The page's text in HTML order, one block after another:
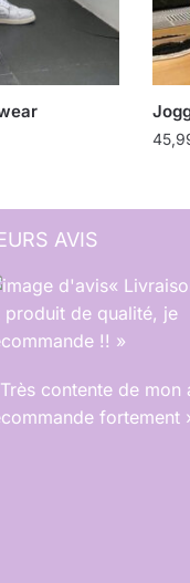
AVIS
«
produit de qualité, je
!! »
contente de mon
fortement